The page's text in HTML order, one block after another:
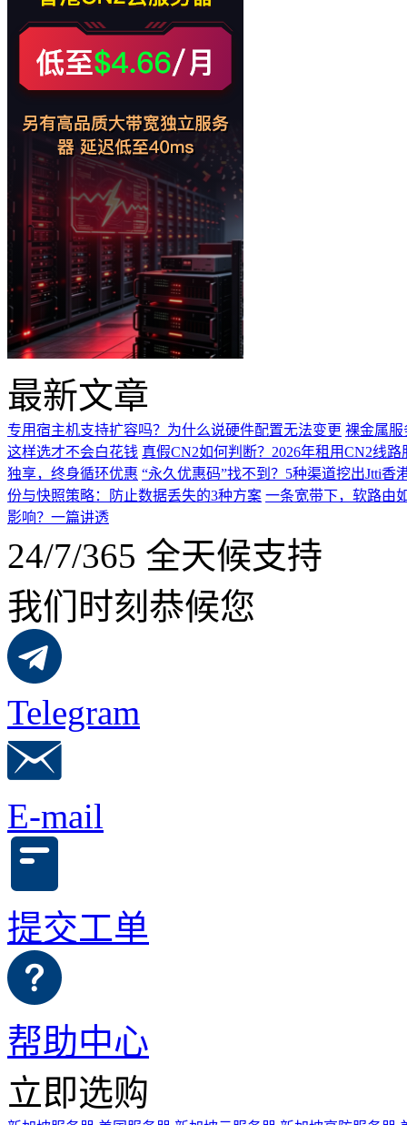
最新文章
专用宿主机支持扩容吗？为什么说硬件配置无法变更 裸金属服
这样选才不会白花钱 真假CN2如何判断？2026年租用CN2线
独享，终身循环优惠 “永久优惠码”找不到？5种渠道挖出Jtti香
份与快照策略：防止数据丢失的3种方案 一条宽带下，软路由
影响？一篇讲透
24/7/365 全天候支持
我们时刻恭候您
Telegram
E-mail
提交工单
帮助中心
立即选购